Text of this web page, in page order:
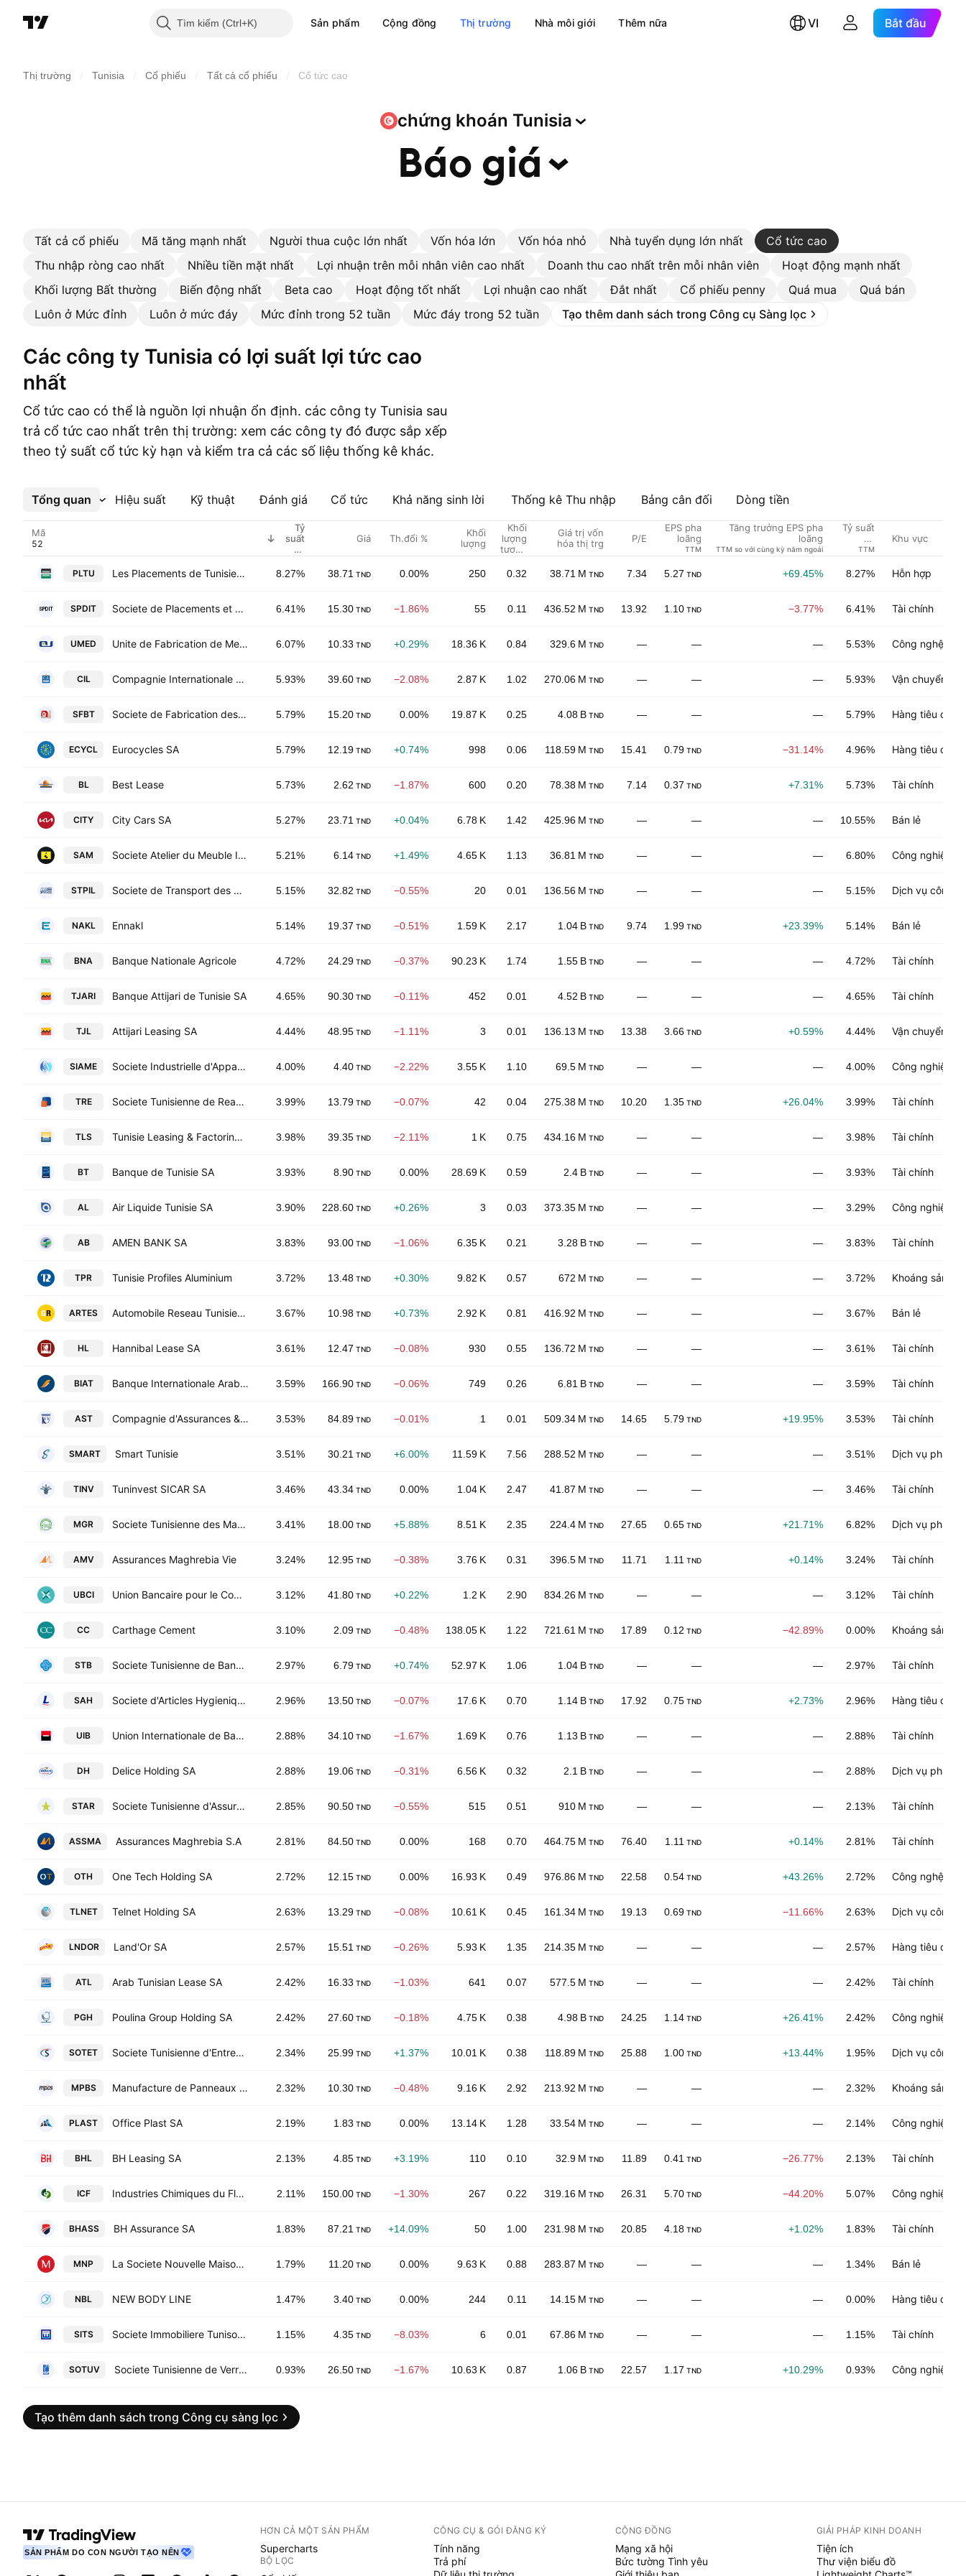
Tìm kiếm Sản phẩm Cộng đồng Thị trường Nhà môi giới Thêm nữa VI Bắt đầu
Thị trường Tunisia Cổ phiếu Tất cả cổ phiếu Cổ tức cao
chứng khoán Tunisia
Báo giá
Tất cả cổ phiếu Mã tăng mạnh nhất Người thua cuộc lớn nhất Vốn hóa lớn Vốn hóa nhỏ Nhà tuyển dụng lớn nhất
Cổ tức cao
Thu nhập ròng cao nhất
Nhiều tiền mặt nhất Lợi nhuận trên mỗi nhân viên cao nhất Doanh thu cao nhất trên mỗi nhân viên
Hoạt động mạnh nhất
Khối lượng Bất thường
Biến động nhất Beta cao Hoạt động tốt nhất Lợi nhuận cao nhất Đắt nhất Cổ phiếu penny Quá mua
Quá bán
Luôn ở Mức đỉnh
Luôn ở mức đáy Mức đỉnh trong 52 tuần Mức đáy trong 52 tuần Tạo thêm danh sách trong Công cụ Sàng lọc
các công ty Tunisia có lợi suất lợi tức cao
nhất
Cổ tức cao có thể là nguồn lợi nhuận ổn định. các công ty Tunisia sau
trả cổ tức cao nhất trên thị trường: xem các công ty đó được sắp xếp
theo tỷ suất cổ tức kỳ hạn và kiểm tra cả các số liệu thống kê khác.
Tổng quan Hiệu suất Kỹ thuật Đánh giá Cổ tức Khả năng sinh lời Thống kê Thu nhập Bảng cân đối Dòng tiền
Xem thêm
Mã
Tỷ
suất
cổ
(được
chỉ
Giá Th.đổi %
Khối
lượng
Khối
lượng
tương
Giá trị vốn
hóa thị trg
P/E
EPS pha
loãng
TTM
Tăng trưởng EPS pha
loãng
TTM so với cùng kỳ năm ngoái
Tỷ suất
cổ
tức %
TTM
Khu vực
PLTU Les Placements de Tunisie-SICAF SA 8.27% 38.71 TND 0.00% 250 0.32 38.71 M TND 7.34 5.27 TND +69.45% 8.27% Hỗn hợp
SPDIT Societe de Placements et de Developpement Industriel et Touristique SA 6.41% 15.30 TND −1.86% 55 0.11 436.52 M TND 13.92 1.10 TND −3.77% 6.41% Tài chính
UMED Unite de Fabrication de Medicaments 6.07% 10.33 TND +0.29% 18.36 K 0.84 329.6 M TND — — — 5.53% Công nghệ y tế
CIL Compagnie Internationale de Leasing 5.93% 39.60 TND −2.08% 2.87 K 1.02 270.06 M TND — — — 5.93% Vận chuyển
SFBT Societe de Fabrication des Boissons de Tunisie SA 5.79% 15.20 TND 0.00% 19.87 K 0.25 4.08 B TND — — — 5.79% Hàng tiêu
ECYCL Eurocycles SA 5.79% 12.19 TND +0.74% 998 0.06 118.59 M TND 15.41 0.79 TND −31.14% 4.96% Hàng tiêu
BL Best Lease 5.73% 2.62 TND −1.87% 600 0.20 78.38 M TND 7.14 0.37 TND +7.31% 5.73% Tài chính
CITY City Cars SA 5.27% 23.71 TND +0.04% 6.78 K 1.42 425.96 M TND — — — 10.55% Bán lẻ
SAM Societe Atelier du Meuble Interieurs SA 5.21% 6.14 TND +1.49% 4.65 K 1.13 36.81 M TND — — — 6.80% Công nghiệp
STPIL Societe de Transport des Hydrocarbures par Pipelines SA 5.15% 32.82 TND −0.55% 20 0.01 136.56 M TND — — — 5.15% Dịch vụ công
NAKL Ennakl 5.14% 19.37 TND −0.51% 1.59 K 2.17 1.04 B TND 9.74 1.99 TND +23.39% 5.14% Bán lẻ
BNA Banque Nationale Agricole 4.72% 24.29 TND −0.37% 90.23 K 1.74 1.55 B TND — — — 4.72% Tài chính
TJARI Banque Attijari de Tunisie SA 4.65% 90.30 TND −0.11% 452 0.01 4.52 B TND — — — 4.65% Tài chính
TJL Attijari Leasing SA 4.44% 48.95 TND −1.11% 3 0.01 136.13 M TND 13.38 3.66 TND +0.59% 4.44% Vận chuyển
SIAME Societe Industrielle d'Appareillage et de Materiels Electriques SA 4.00% 4.40 TND −2.22% 3.55 K 1.10 69.5 M TND — — — 4.00% Công nghiệp
TRE Societe Tunisienne de Reassurance 3.99% 13.79 TND −0.07% 42 0.04 275.38 M TND 10.20 1.35 TND +26.04% 3.99% Tài chính
TLS Tunisie Leasing & Factoring SA 3.98% 39.35 TND −2.11% 1 K 0.75 434.16 M TND — — — 3.98% Tài chính
BT Banque de Tunisie SA 3.93% 8.90 TND 0.00% 28.69 K 0.59 2.4 B TND — — — 3.93% Tài chính
AL Air Liquide Tunisie SA 3.90% 228.60 TND +0.26% 3 0.03 373.35 M TND — — — 3.29% Công nghiệp
AB AMEN BANK SA 3.83% 93.00 TND −1.06% 6.35 K 0.21 3.28 B TND — — — 3.83% Tài chính
TPR Tunisie Profiles Aluminium 3.72% 13.48 TND +0.30% 9.82 K 0.57 672 M TND — — — 3.72% Khoáng sản
ARTES Automobile Reseau Tunisien et Services SA 3.67% 10.98 TND +0.73% 2.92 K 0.81 416.92 M TND — — — 3.67% Bán lẻ
HL Hannibal Lease SA 3.61% 12.47 TND −0.08% 930 0.55 136.72 M TND — — — 3.61% Tài chính
BIAT Banque Internationale Arabe de Tunisie SA 3.59% 166.90 TND −0.06% 749 0.26 6.81 B TND — — — 3.59% Tài chính
AST Compagnie d'Assurances & de Reassurances SA 3.53% 84.89 TND −0.01% 1 0.01 509.34 M TND 14.65 5.79 TND +19.95% 3.53% Tài chính
SMART Smart Tunisie 3.51% 30.21 TND +6.00% 11.59 K 7.56 288.52 M TND — — — 3.51% Dịch vụ phân
TINV Tuninvest SICAR SA 3.46% 43.34 TND 0.00% 1.04 K 2.47 41.87 M TND — — — 3.46% Tài chính
MGR Societe Tunisienne des Marches de Gros SA 3.41% 18.00 TND +5.88% 8.51 K 2.35 224.4 M TND 27.65 0.65 TND +21.71% 6.82% Dịch vụ phân
AMV Assurances Maghrebia Vie 3.24% 12.95 TND −0.38% 3.76 K 0.31 396.5 M TND 11.71 1.11 TND +0.14% 3.24% Tài chính
UBCI Union Bancaire pour le Commerce et l'Industrie SA 3.12% 41.80 TND +0.22% 1.2 K 2.90 834.26 M TND — — — 3.12% Tài chính
CC Carthage Cement 3.10% 2.09 TND −0.48% 138.05 K 1.22 721.61 M TND 17.89 0.12 TND −42.89% 0.00% Khoáng sản
STB Societe Tunisienne de Banque 2.97% 6.79 TND +0.74% 52.97 K 1.06 1.04 B TND — — — 2.97% Tài chính
SAH Societe d'Articles Hygieniques SA 2.96% 13.50 TND −0.07% 17.6 K 0.70 1.14 B TND 17.92 0.75 TND +2.73% 2.96% Hàng tiêu
UIB Union Internationale de Banques 2.88% 34.10 TND −1.67% 1.69 K 0.76 1.13 B TND — — — 2.88% Tài chính
DH Delice Holding SA 2.88% 19.06 TND −0.31% 6.56 K 0.32 2.1 B TND — — — 2.88% Dịch vụ phân
STAR Societe Tunisienne d'Assurances et de Reassurances 2.85% 90.50 TND −0.55% 515 0.51 910 M TND — — — 2.13% Tài chính
ASSMA Assurances Maghrebia S.A 2.81% 84.50 TND 0.00% 168 0.70 464.75 M TND 76.40 1.11 TND +0.14% 2.81% Tài chính
OTH One Tech Holding SA 2.72% 12.15 TND 0.00% 16.93 K 0.49 976.86 M TND 22.58 0.54 TND +43.26% 2.72% Công nghệ
TLNET Telnet Holding SA 2.63% 13.29 TND −0.08% 10.61 K 0.45 161.34 M TND 19.13 0.69 TND −11.66% 2.63% Dịch vụ công
LNDOR Land'Or SA 2.57% 15.51 TND −0.26% 5.93 K 1.35 214.35 M TND — — — 2.57% Hàng tiêu
ATL Arab Tunisian Lease SA 2.42% 16.33 TND −1.03% 641 0.07 577.5 M TND — — — 2.42% Tài chính
PGH Poulina Group Holding SA 2.42% 27.60 TND −0.18% 4.75 K 0.38 4.98 B TND 24.25 1.14 TND +26.41% 2.42% Công nghiệp
SOTET Societe Tunisienne d'Entreprises de Telecommunications 2.34% 25.99 TND +1.37% 10.01 K 0.38 118.89 M TND 25.88 1.00 TND +13.44% 1.95% Dịch vụ công
MPBS Manufacture de Panneaux Bois du Sud SA 2.32% 10.30 TND −0.48% 9.16 K 2.92 213.92 M TND — — — 2.32% Khoáng sản
PLAST Office Plast SA 2.19% 1.83 TND 0.00% 13.14 K 1.28 33.54 M TND — — — 2.14% Công nghiệp
BHL BH Leasing SA 2.13% 4.85 TND +3.19% 110 0.10 32.9 M TND 11.89 0.41 TND −26.77% 2.13% Tài chính
ICF Industries Chimiques du Fluor 2.11% 150.00 TND −1.30% 267 0.22 319.16 M TND 26.31 5.70 TND −44.20% 5.07% Công nghiệp
BHASS BH Assurance SA 1.83% 87.21 TND +14.09% 50 1.00 231.98 M TND 20.85 4.18 TND +1.02% 1.83% Tài chính
MNP La Societe Nouvelle Maison de la Ville de Tunis-Monoprix SA 1.79% 11.20 TND 0.00% 9.63 K 0.88 283.87 M TND — — — 1.34% Bán lẻ
NBL NEW BODY LINE 1.47% 3.40 TND 0.00% 244 0.11 14.15 M TND — — — 0.00% Hàng tiêu
SITS Societe Immobiliere Tuniso-Seoudienne SA 1.15% 4.35 TND −8.03% 6 0.01 67.86 M TND — — — 1.15% Tài chính
SOTUV Societe Tunisienne de Verreries SA 0.93% 26.50 TND −1.67% 10.63 K 0.87 1.06 B TND 22.57 1.17 TND +10.29% 0.93% Công nghiệp
Tạo thêm danh sách trong Công cụ sàng lọc
SẢN PHẨM DO CON NGƯỜI TẠO NÊN
HƠN CẢ MỘT SẢN PHẨM
Supercharts
BỘ LỌC
CÔNG CỤ & GÓI ĐĂNG KÝ
Tính năng
Trả phí
CỘNG ĐỒNG
Mạng xã hội
Bức tường Tình yêu
GIẢI PHÁP KINH DOANH
Tiện ích
Thư viện biểu đồ